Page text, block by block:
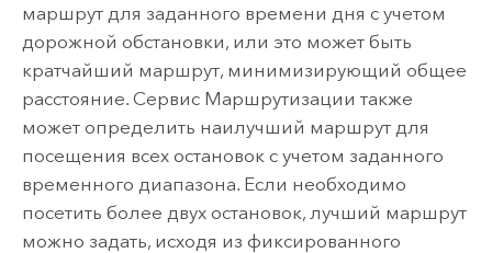
маршрут для заданного времени дня с учетом
дорожной обстановки, или это может быть
кратчайший маршрут, минимизирующий общее
расстояние. Сервис Маршрутизации также
может определить наилучший маршрут для
посещения всех остановок с учетом заданного
временного диапазона. Если необходимо
посетить более двух остановок, лучший маршрут
можно задать, исходя из фиксированного